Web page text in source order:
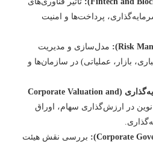
پرداخت‌ها و امنیت
مدل‌سازی و مدیریت
عملیاتی) در سازمان‌ها و
ارزیابی شرکت‌ها و سرمایه‌گذاری (Corporate Valuation and
ارزش‌گذاری سهام، اوراق
بررسی نقش هیئت